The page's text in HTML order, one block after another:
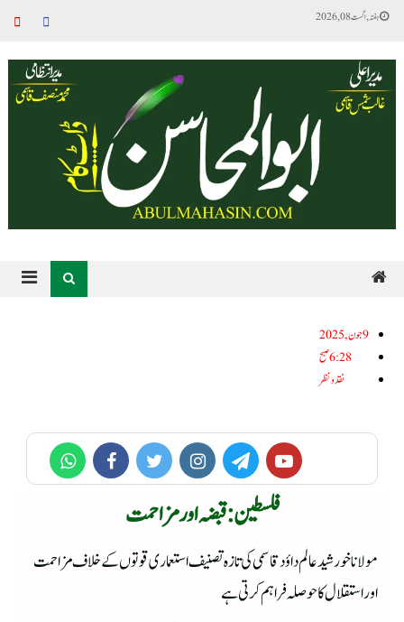
ہفتہ, اگست 08, 2026
9جون, 2025
6:28 صبح
نقد ونظر
فلسطین : قبضہ اور مزاحمت
مولانا خورشید عالم داؤد قاسمی کی تازہ تصنیف استعماری قوتوں کے خلاف مزاحمت
اور استقلال کا حوصلہ فراہم کرتی ہے